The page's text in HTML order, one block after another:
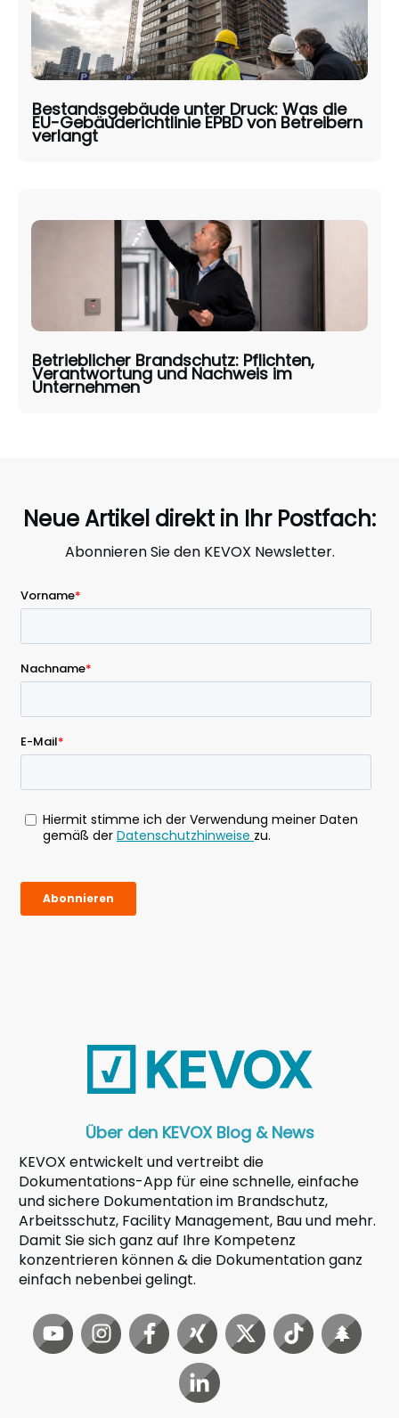
Bestandsgebäude unter Druck: Was die
EU-Gebäuderichtlinie EPBD von Betreibern
verlangt
Betrieblicher Brandschutz: Pflichten,
Verantwortung und Nachweis im
Unternehmen
Neue Artikel direkt in Ihr Postfach:
Abonnieren Sie den KEVOX Newsletter.
Über den KEVOX Blog & News
KEVOX entwickelt und vertreibt die
Dokumentations-App für eine schnelle, einfache
und sichere Dokumentation im Brandschutz,
Arbeitsschutz, Facility Management, Bau und mehr.
Damit Sie sich ganz auf Ihre Kompetenz
konzentrieren können & die Dokumentation ganz
einfach nebenbei gelingt.